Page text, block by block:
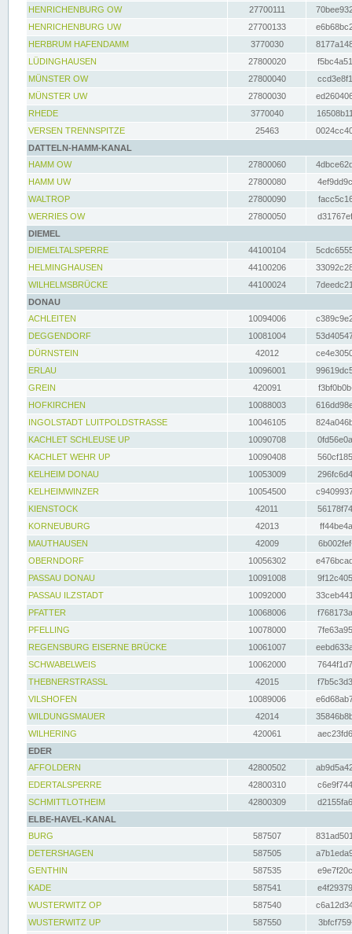
HENRICHENBURG OW
27700111
HENRICHENBURG UW
27700133
HERBRUM HAFENDAMM
3770030
LÜDINGHAUSEN
27800020
MÜNSTER OW
27800040
MÜNSTER UW
27800030
RHEDE
3770040
VERSEN TRENNSPITZE
25463
DATTELN-HAMM-KANAL
HAMM OW
27800060
HAMM UW
27800080
WALTROP
27800090
WERRIES OW
27800050
DIEMEL
DIEMELTALSPERRE
44100104
HELMINGHAUSEN
44100206
WILHELMSBRÜCKE
44100024
DONAU
ACHLEITEN
10094006
DEGGENDORF
10081004
DÜRNSTEIN
42012
ERLAU
10096001
GREIN
420091
HOFKIRCHEN
10088003
INGOLSTADT LUITPOLDSTRASSE
10046105
KACHLET SCHLEUSE UP
10090708
KACHLET WEHR UP
10090408
KELHEIM DONAU
10053009
KELHEIMWINZER
10054500
KIENSTOCK
42011
KORNEUBURG
42013
MAUTHAUSEN
42009
OBERNDORF
10056302
PASSAU DONAU
10091008
PASSAU ILZSTADT
10092000
PFATTER
10068006
PFELLING
10078000
REGENSBURG EISERNE BRÜCKE
10061007
SCHWABELWEIS
10062000
THEBNERSTRASSL
42015
VILSHOFEN
10089006
WILDUNGSMAUER
42014
WILHERING
420061
EDER
AFFOLDERN
42800502
EDERTALSPERRE
42800310
SCHMITTLOTHEIM
42800309
ELBE-HAVEL-KANAL
BURG
587507
DETERSHAGEN
587505
GENTHIN
587535
KADE
587541
WUSTERWITZ OP
587540
WUSTERWITZ UP
587550